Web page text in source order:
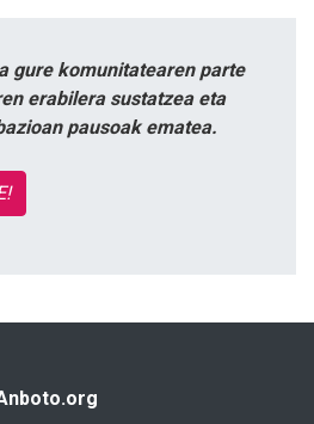
gure komunitatearen parte
erabilera sustatzea eta
pausoak ematea.